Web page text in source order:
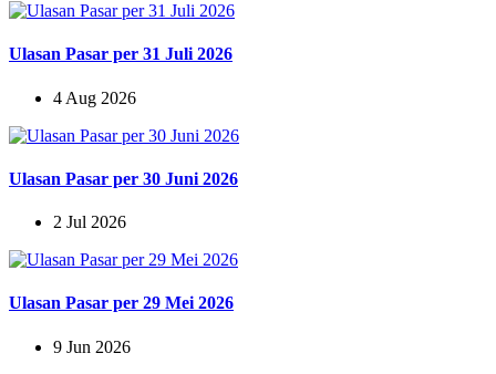
Ulasan Pasar per 31 Juli 2026
4 Aug 2026
Ulasan Pasar per 30 Juni 2026
2 Jul 2026
Ulasan Pasar per 29 Mei 2026
9 Jun 2026